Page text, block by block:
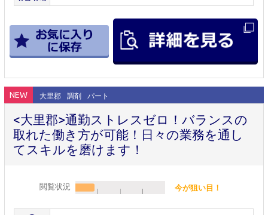
NEW 大里郡 調剤 パート
<大里郡>通勤ストレスゼロ！バランスの
取れた働き方が可能！日々の業務を通し
てスキルを磨けます！
閲覧状況 今が狙い目！